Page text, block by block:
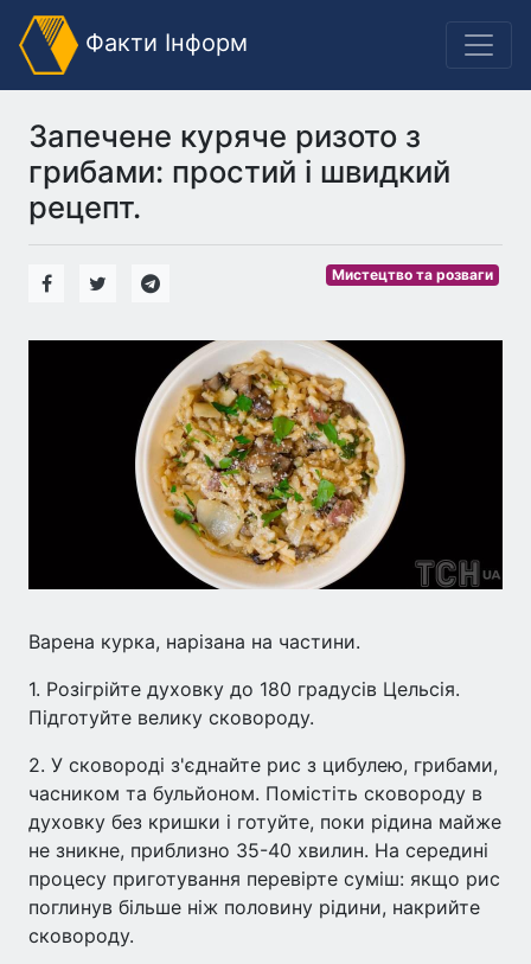
Факти Інформ
Запечене куряче ризото з
грибами: простий і швидкий
рецепт.
Мистецтво та розваги
Варена курка, нарізана на частини.
1. Розігрійте духовку до 180 градусів Цельсія.
Підготуйте велику сковороду.
2. У сковороді з'єднайте рис з цибулею, грибами,
часником та бульйоном. Помістіть сковороду в
духовку без кришки і готуйте, поки рідина майже
не зникне, приблизно 35-40 хвилин. На середині
процесу приготування перевірте суміш: якщо рис
поглинув більше ніж половину рідини, накрийте
сковороду.